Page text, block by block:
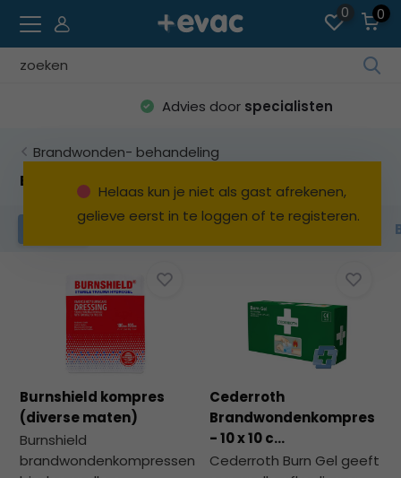
0 0
Advies doorspecialisten
Helaas kun je niet als gast afrekenen,
gelieve eerst in te loggen of te registeren.
Brandwonden- behandeling
Brandwonden gaas / -kompres
Filters Brandwondengel
Burnshield kompres
(diverse maten)
Burnshield
brandwondenkompressen
Cederroth
Brandwondenkompres
- 10 x 10 c...
Cederroth Burn Gel geeft